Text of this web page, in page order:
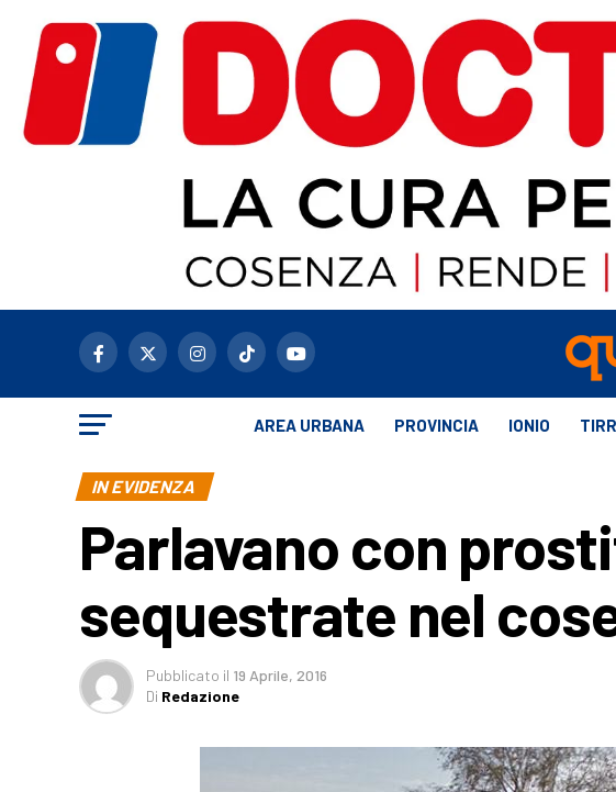
AREA URBANA PROVINCIA IONIO
IN EVIDENZA
Parlavano con
sequestrate nel
Pubblicato il 19 Aprile, 2016
Di Redazione